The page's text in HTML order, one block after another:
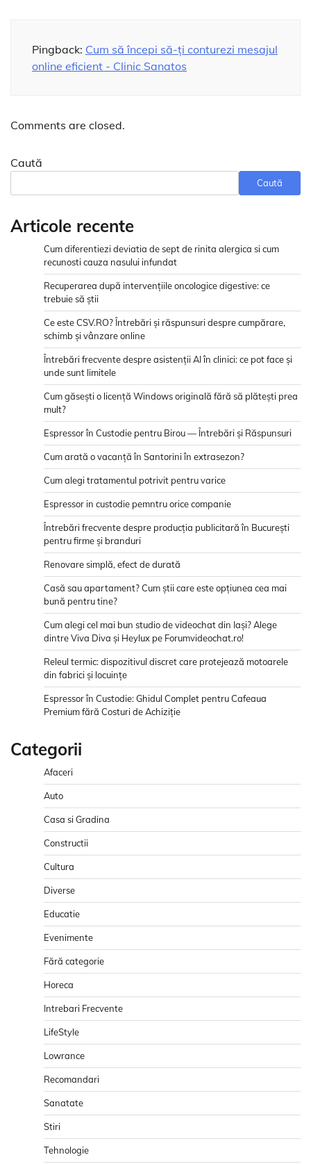
Pingback: Cum să începi să-ți conturezi mesajul
online eficient - Clinic Sanatos
Comments are closed.
Caută
Caută
Articole recente
Cum diferentiezi deviatia de sept de rinita alergica si cum
recunosti cauza nasului infundat
Recuperarea după intervențiile oncologice digestive: ce
trebuie să știi
Ce este CSV.RO? Întrebări și răspunsuri despre cumpărare,
schimb și vânzare online
Întrebări frecvente despre asistenții AI în clinici: ce pot face și
unde sunt limitele
Cum găsești o licență Windows originală fără să plătești prea
mult?
Espressor în Custodie pentru Birou — Întrebări și Răspunsuri
Cum arată o vacanță în Santorini în extrasezon?
Cum alegi tratamentul potrivit pentru varice
Espressor in custodie pemntru orice companie
Întrebări frecvente despre producția publicitară în București
pentru firme și branduri
Renovare simplă, efect de durată
Casă sau apartament? Cum știi care este opțiunea cea mai
bună pentru tine?
Cum alegi cel mai bun studio de videochat din Iași? Alege
dintre Viva Diva și Heylux pe Forumvideochat.ro!
Releul termic: dispozitivul discret care protejează motoarele
din fabrici și locuințe
Espressor în Custodie: Ghidul Complet pentru Cafeaua
Premium fără Costuri de Achiziție
Categorii
Afaceri
Auto
Casa si Gradina
Constructii
Cultura
Diverse
Educatie
Evenimente
Fără categorie
Horeca
Intrebari Frecvente
LifeStyle
Lowrance
Recomandari
Sanatate
Stiri
Tehnologie